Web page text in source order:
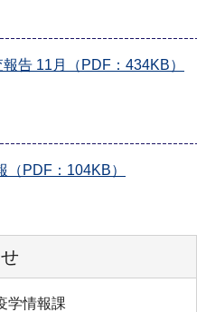
告 11月（PDF：434KB）
PDF：104KB）
学情報課